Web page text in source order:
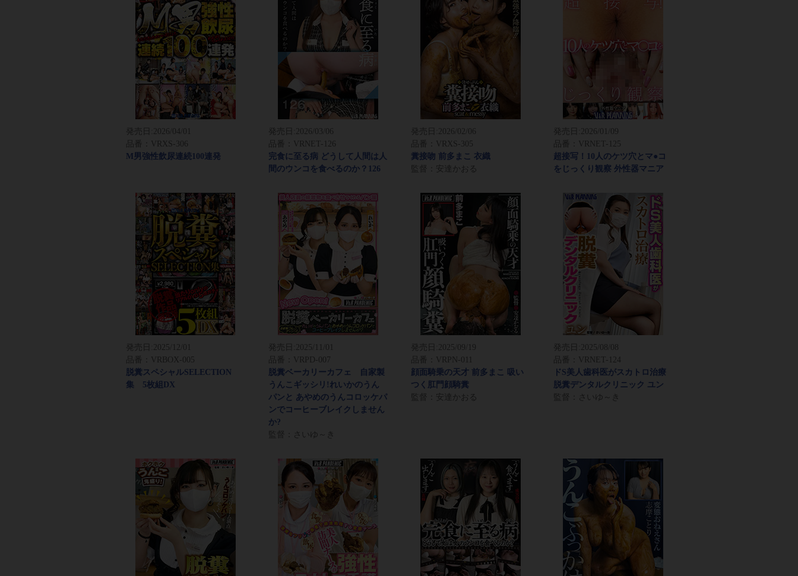
発売日: 2026/04/01
品番：VRXS-306
M男強性飲尿連続100連発
発売日: 2026/03/06
品番：VRNET-126
完食に至る病 どうして人間は人
間のウンコを食べるのか？126
発売日: 2026/02/06
品番：VRXS-305
糞接吻 前多まこ 衣織
監督：安達かおる
発売日: 2026/01/09
品番：VRNET-125
超接写！10人のケツ穴とマ●コ
をじっくり観察 外性器マニア
発売日: 2025/12/01
品番：VRBOX-005
脱糞スペシャルSELECTION
集 5枚組DX
発売日: 2025/11/01
品番：VRPD-007
脱糞ベーカリーカフェ 自家製
うんこギッシリ!れいかのうん
パンと あやめのうんコロッケパ
ンでコーヒーブレイクしません
か?
監督：さいゆ～き
発売日: 2025/09/19
品番：VRPN-011
顔面騎乗の天才 前多まこ 吸い
つく肛門顔騎糞
監督：安達かおる
発売日: 2025/08/08
品番：VRNET-124
ドS美人歯科医がスカトロ治療
脱糞デンタルクリニック ユン
監督：さいゆ～き